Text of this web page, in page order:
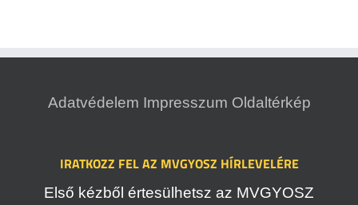
Adatvédelem Impresszum Oldaltérkép
IRATKOZZ FEL AZ MVGYOSZ HÍRLEVELÉRE
Első kézből értesülhetsz az MVGYOSZ